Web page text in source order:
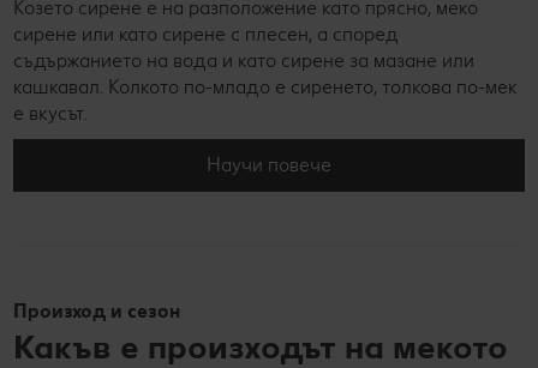
Козето сирене е на разположение като прясно, меко
сирене или като сирене с плесен, а според
съдържанието на вода и като сирене за мазане или
кашкавал. Колкото по-младо е сиренето, толкова по-мек
е вкусът.
Научи повече
Произход и сезон
Какъв е произходът на мекото